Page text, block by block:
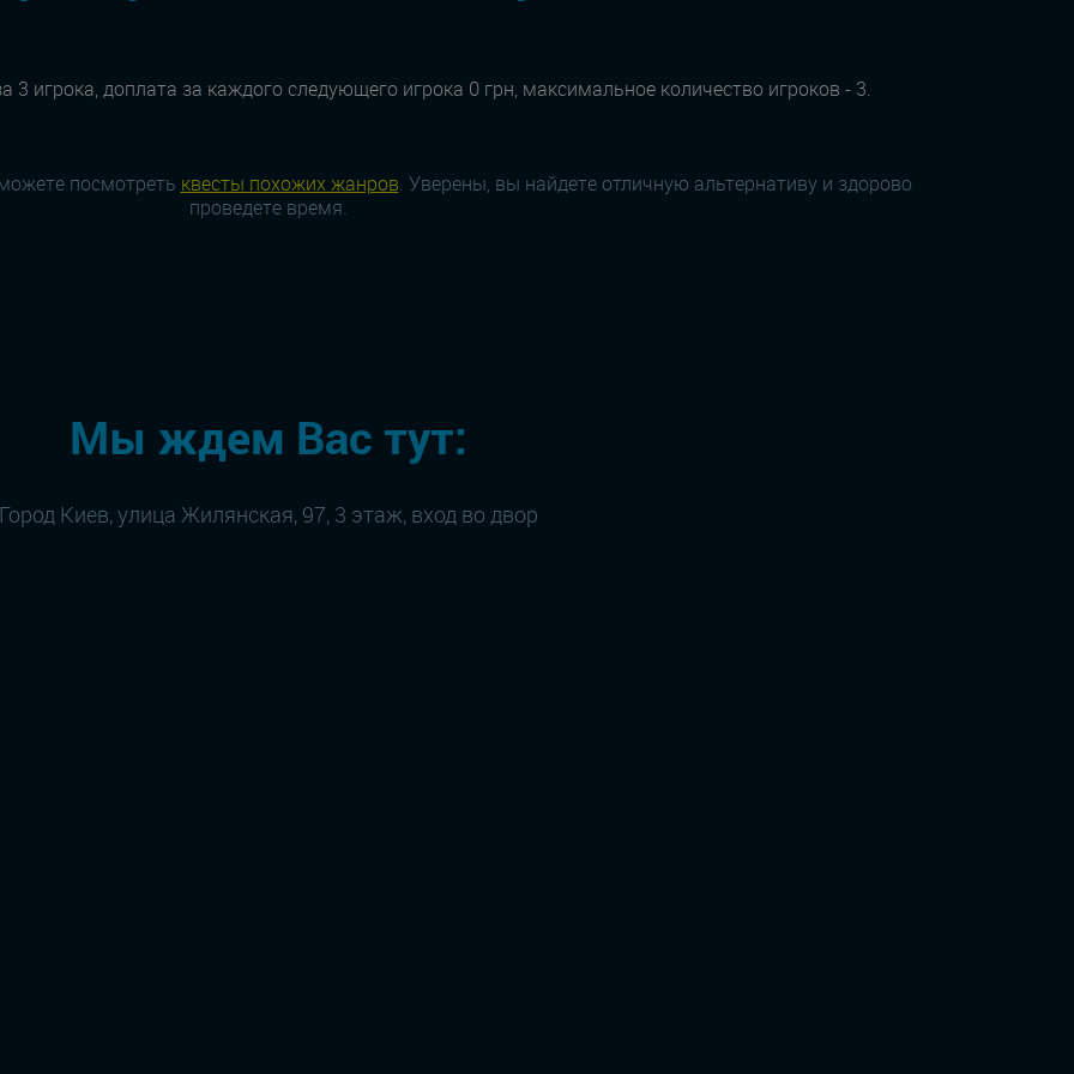
3 игрока, доплата за каждого следующего игрока 0 грн, максимальное количество игроков - 3.
посмотреть квесты похожих жанров. Уверены, вы найдете отличную альтернативу и здорово
проведете время.
Мы ждем Вас тут:
Город Киев, улица Жилянская, 97, 3 этаж, вход во двор